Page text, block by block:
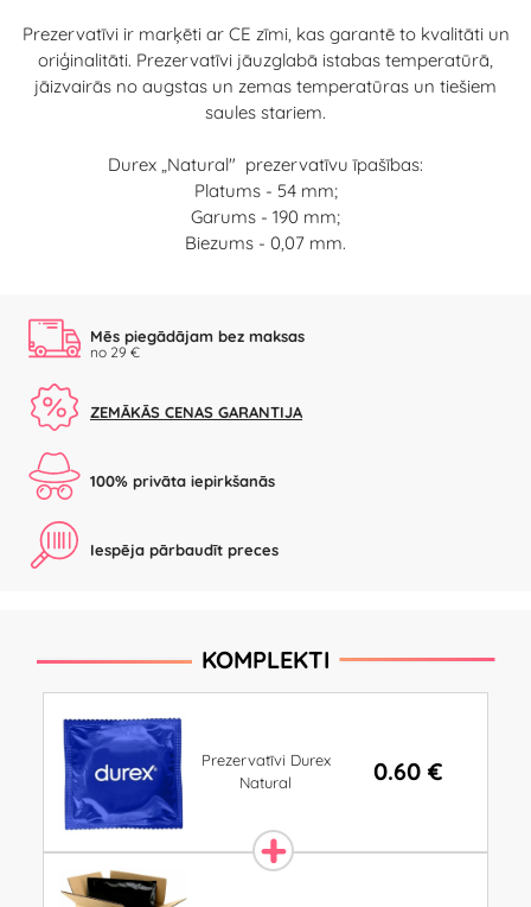
Prezervatīvi ir marķēti ar CE zīmi, kas garantē to kvalitāti un
oriģinalitāti. Prezervatīvi jāuzglabā istabas temperatūrā,
jāizvairās no augstas un zemas temperatūras un tiešiem
saules stariem.
Durex „Natural" prezervatīvu īpašības:
Platums - 54 mm;
Garums - 190 mm;
Biezums - 0,07 mm.
Mēs piegādājam bez maksas
no 29 €
ZEMĀKĀS CENAS GARANTIJA
100% privāta iepirkšanās
Iespēja pārbaudīt preces
KOMPLEKTI
Prezervatīvi Durex
Natural
0.60 €